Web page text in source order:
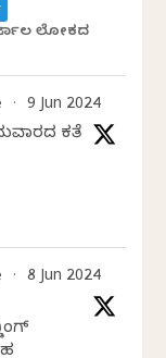
ಲೋಕದ
· 9 Jun 2024
ಕತೆ
· 8 Jun 2024